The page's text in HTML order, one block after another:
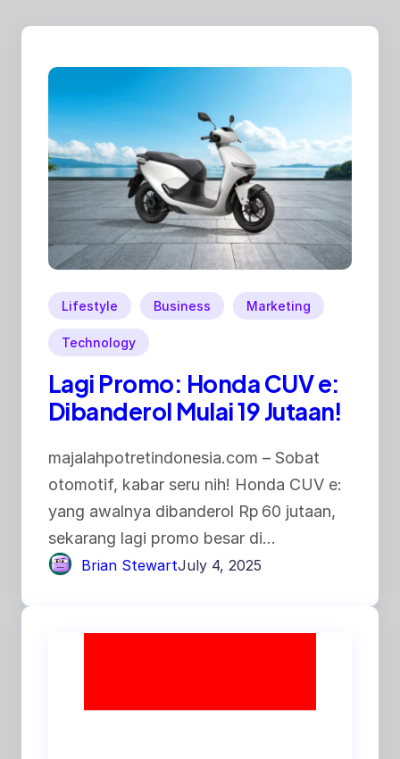
Lifestyle Business Marketing
Technology
Lagi Promo: Honda CUV e:
Dibanderol Mulai 19 Jutaan!
majalahpotretindonesia.com – Sobat
otomotif, kabar seru nih! Honda CUV e:
yang awalnya dibanderol Rp 60 jutaan,
sekarang lagi promo besar di…
Brian StewartJuly 4, 2025